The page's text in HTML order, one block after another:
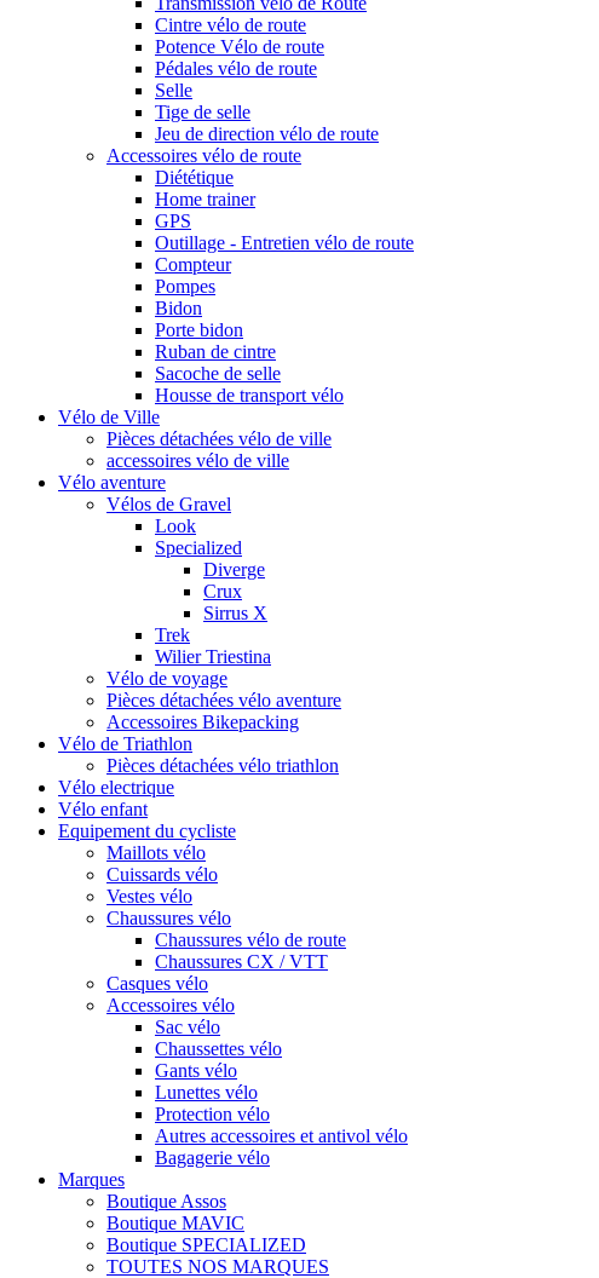
Cintre vélo de route
Potence Vélo de route
Pédales vélo de route
Selle
Tige de selle
Jeu de direction vélo de route
Accessoires vélo de route
Diététique
Home trainer
GPS
Outillage - Entretien vélo de route
Compteur
Pompes
Bidon
Porte bidon
Ruban de cintre
Sacoche de selle
Housse de transport vélo
Vélo de Ville
Pièces détachées vélo de ville
accessoires vélo de ville
Vélo aventure
Vélos de Gravel
Look
Specialized
Diverge
Crux
Sirrus X
Trek
Wilier Triestina
Vélo de voyage
Pièces détachées vélo aventure
Accessoires Bikepacking
Vélo de Triathlon
Pièces détachées vélo triathlon
Vélo electrique
Vélo enfant
Equipement du cycliste
Maillots vélo
Cuissards vélo
Vestes vélo
Chaussures vélo
Chaussures vélo de route
Chaussures CX / VTT
Casques vélo
Accessoires vélo
Sac vélo
Chaussettes vélo
Gants vélo
Lunettes vélo
Protection vélo
Autres accessoires et antivol vélo
Bagagerie vélo
Marques
Boutique Assos
Boutique MAVIC
Boutique SPECIALIZED
TOUTES NOS MARQUES